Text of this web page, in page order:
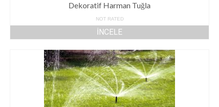
Dekoratif Harman Tuğla
NOT RATED
İNCELE